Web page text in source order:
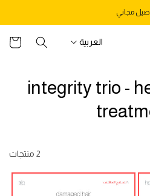
مجاني
العربية
التسوق
integrity trio -
2 منتجات